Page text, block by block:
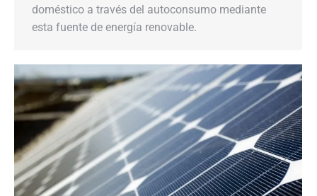
doméstico a través del autoconsumo mediante
esta fuente de energía renovable.